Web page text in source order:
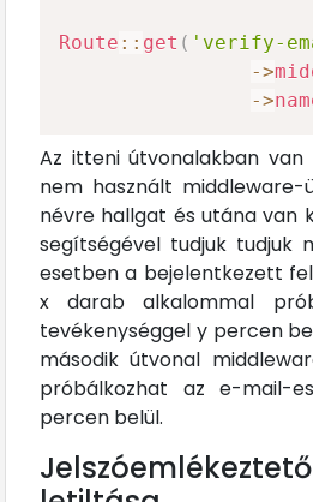
Route :: get ( 'verify-
->
->
Az itteni útvonalakban van
nem használt middleware-
névre hallgat és utána van
segítségével tudjuk tudjuk
esetben a bejelentkezett
x darab alkalommal
tevékenységgel y percen
második útvonal
próbálkozhat az e-mail-
percen belül.